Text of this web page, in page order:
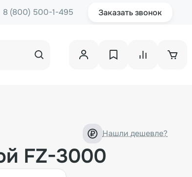
8 (800) 500-1-495 Заказать звонок
Нашли дешевле?
FZ-3000